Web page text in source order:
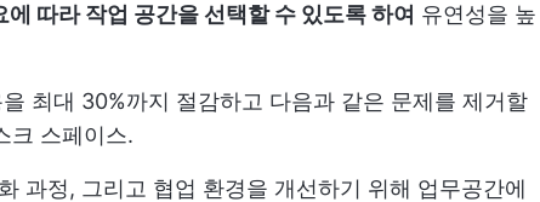
따라 작업 공간을 선택할 수 있도록 하여 유연성을 높
최대 30%까지 절감하고 다음과 같은 문제를 제거할
크 스페이스.
과정, 그리고 협업 환경을 개선하기 위해 업무공간에